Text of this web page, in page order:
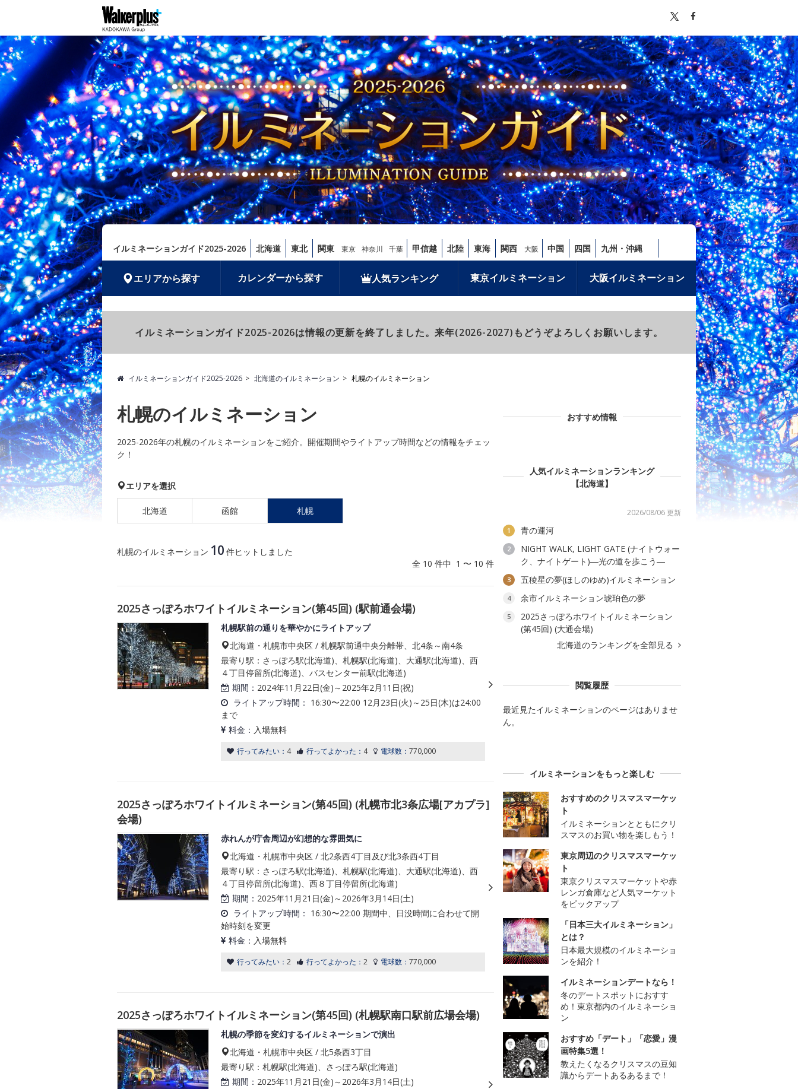
イルミネーションガイド2025-2026 北海道 東北 関東 東京 神奈川 千葉 甲信越 北陸 東海 関西 大阪 中国 四国 九州・沖縄
エリアから探す カレンダーから探す 人気ランキング 東京イルミネーション 大阪イルミネーション
イルミネーションガイド2025-2026は情報の更新を終了しました。来年(2026-2027)もどうぞよろしくお願いします。
イルミネーションガイド2025-2026 北海道のイルミネーション 札幌のイルミネーション
札幌のイルミネーション
2025-2026年の札幌のイルミネーションをご紹介。開催期間やライトアップ時間などの情報をチェッ
ク！
エリアを選択
北海道 函館 札幌
札幌のイルミネーション 10 件ヒットしました
全 10 件中 1 〜 10 件
2025さっぽろホワイトイルミネーション(第45回) (駅前通会場)
札幌駅前の通りを華やかにライトアップ
北海道・札幌市中央区 / 札幌駅前通中央分離帯、北4条～南4条
最寄り駅：さっぽろ駅(北海道)、札幌駅(北海道)、大通駅(北海道)、西
４丁目停留所(北海道)、バスセンター前駅(北海道)
期間： 2024年11月22日(金)～2025年2月11日(祝)
ライトアップ時間： 16:30〜22:00 12月23日(火)～25日(木)は24:00
まで
料金： 入場無料
行ってみたい： 4 行ってよかった： 4 電球数： 770,000
2025さっぽろホワイトイルミネーション(第45回) (札幌市北3条広場[アカプラ]
会場)
赤れんが庁舎周辺が幻想的な雰囲気に
北海道・札幌市中央区 / 北2条西4丁目及び北3条西4丁目
最寄り駅：さっぽろ駅(北海道)、札幌駅(北海道)、大通駅(北海道)、西
４丁目停留所(北海道)、西８丁目停留所(北海道)
期間： 2025年11月21日(金)～2026年3月14日(土)
ライトアップ時間： 16:30〜22:00 期間中、日没時間に合わせて開
始時刻を変更
料金： 入場無料
行ってみたい： 2 行ってよかった： 2 電球数： 770,000
2025さっぽろホワイトイルミネーション(第45回) (札幌駅南口駅前広場会場)
札幌の季節を変幻するイルミネーションで演出
北海道・札幌市中央区 / 北5条西3丁目
最寄り駅：札幌駅(北海道)、さっぽろ駅(北海道)
期間： 2025年11月21日(金)～2026年3月14日(土)
おすすめ情報
人気イルミネーションランキング
【北海道】
2026/08/06 更新
1 青の運河
2
NIGHT WALK, LIGHT GATE (ナイトウォー
ク、ナイトゲート)―光の道を歩こう―
3 五稜星の夢(ほしのゆめ)イルミネーション
4 余市イルミネーション琥珀色の夢
5
2025さっぽろホワイトイルミネーション
(第45回) (大通会場)
北海道のランキングを全部見る
閲覧履歴
最近見たイルミネーションのページはありませ
ん。
イルミネーションをもっと楽しむ
おすすめのクリスマスマーケッ
ト
イルミネーションとともにクリ
スマスのお買い物を楽しもう！
東京周辺のクリスマスマーケッ
ト
東京クリスマスマーケットや赤
レンガ倉庫など人気マーケット
をピックアップ
「日本三大イルミネーション」
とは？
日本最大規模のイルミネーショ
ンを紹介！
イルミネーションデートなら！
冬のデートスポットにおすす
め！東京都内のイルミネーショ
ン
おすすめ「デート」「恋愛」漫
画特集5選！
教えたくなるクリスマスの豆知
識からデートあるあるまで！